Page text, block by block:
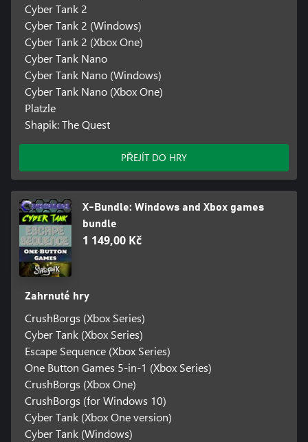
Cyber Tank 2
Cyber Tank 2 (Windows)
Cyber Tank 2 (Xbox One)
Cyber Tank Nano
Cyber Tank Nano (Windows)
Cyber Tank Nano (Xbox One)
Platzle
Shapik: The Quest
PŘEJÍT DO HRY
X-Bundle: Windows and Xbox games
bundle
1 149,00 Kč
Zahrnuté hry
CrushBorgs (Xbox Series)
Cyber Tank (Xbox Series)
Escape Sequence (Xbox Series)
One Button Games 5-in-1 (Xbox Series)
CrushBorgs (Xbox One)
CrushBorgs (for Windows 10)
Cyber Tank (Xbox One version)
Cyber Tank (Windows)